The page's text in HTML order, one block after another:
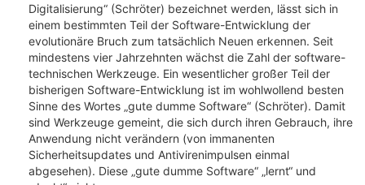
Digitalisierung“ (Schröter) bezeichnet werden, lässt sich in
einem bestimmten Teil der Software-Entwicklung der
evolutionäre Bruch zum tatsächlich Neuen erkennen. Seit
mindestens vier Jahrzehnten wächst die Zahl der software-
technischen Werkzeuge. Ein wesentlicher großer Teil der
bisherigen Software-Entwicklung ist im wohlwollend besten
Sinne des Wortes „gute dumme Software“ (Schröter). Damit
sind Werkzeuge gemeint, die sich durch ihren Gebrauch, ihre
Anwendung nicht verändern (von immanenten
Sicherheitsupdates und Antivirenimpulsen einmal
abgesehen). Diese „gute dumme Software“ „lernt“ und